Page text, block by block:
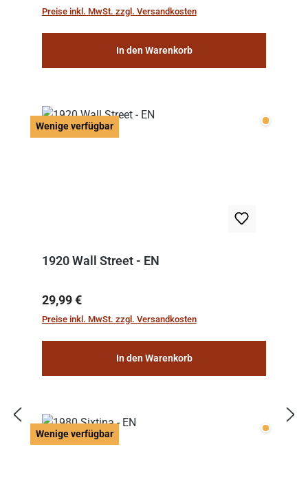
work: “Le Voyage dans la Lune” (“A Trip to...
Preise inkl. MwSt. zzgl. Versandkosten
In den Warenkorb
Wenige verfügbar Wenige
1920 Wall Street - EN
Regulärer Preis:
29,99 €
Preise inkl. MwSt. zzgl. Versandkosten
In den Warenkorb
Wenige verfügbar Wenige